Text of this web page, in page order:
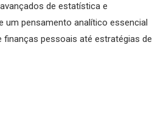
de estatística e
um pensamento analítico essencial
finanças pessoais até estratégias de